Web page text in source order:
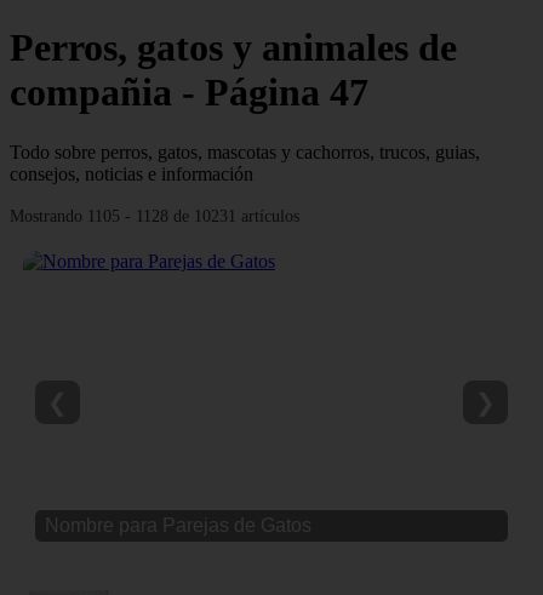
Perros, gatos y animales de
compañia - Página 47
Todo sobre perros, gatos, mascotas y cachorros, trucos, guias,
consejos, noticias e información
Mostrando 1105 - 1128 de 10231 artículos
Nombre para Parejas de Gatos